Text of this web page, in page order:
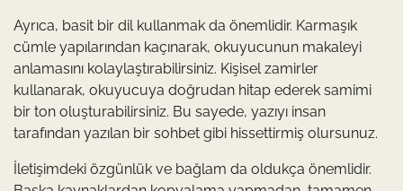
Ayrıca, basit bir dil kullanmak da önemlidir. Karmaşık
cümle yapılarından kaçınarak, okuyucunun makaleyi
anlamasını kolaylaştırabilirsiniz. Kişisel zamirler
kullanarak, okuyucuya doğrudan hitap ederek samimi
bir ton oluşturabilirsiniz. Bu sayede, yazıyı insan
tarafından yazılan bir sohbet gibi hissettirmiş olursunuz.
İletişimdeki özgünlük ve bağlam da oldukça önemlidir.